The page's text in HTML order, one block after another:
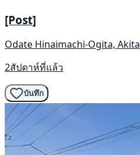
[Post]
Odate Hinaimachi-Ogita, Akita
2สัปดาห์ที่แล้ว
บันทึก